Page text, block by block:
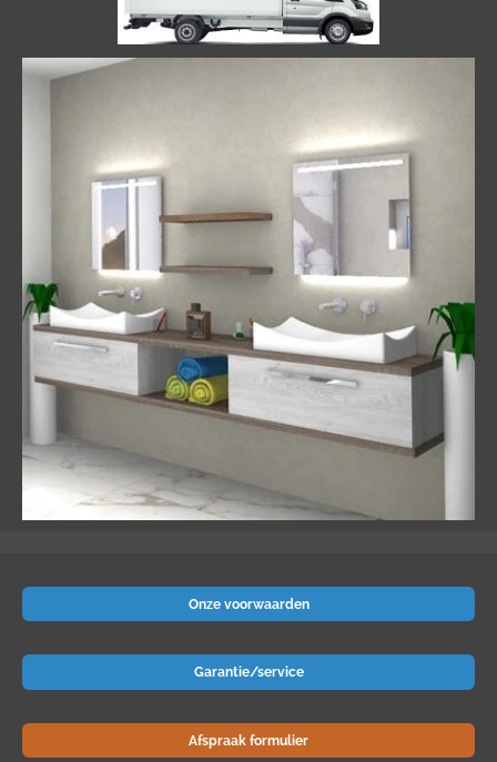
Onze voorwaarden
Garantie/service
Afspraak formulier